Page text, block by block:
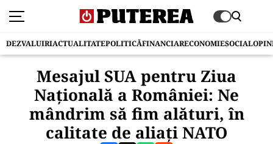
DEZVALUIRIACTUALITATEPOLITICĂFINANCIARECONOMIESOCIAL
Mesajul SUA pentru Ziua
Națională a României: Ne
mândrim să fim alături, în
calitate de aliați NATO